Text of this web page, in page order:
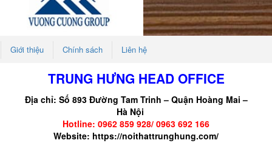
Giới thiệu Chính sách Liên hệ
TRUNG HƯNG HEAD OFFICE
Địa chỉ: Số 893 Đường Tam Trinh – Quận Hoàng Mai –
Hà Nội
Hotline: 0962 859 928/ 0963 692 166
Website: https://noithattrunghung.com/